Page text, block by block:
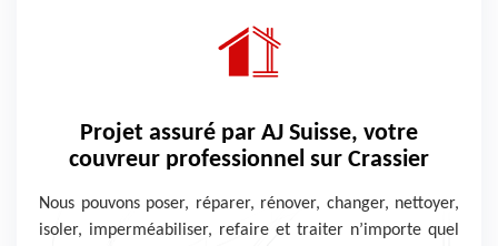
Projet assuré par AJ Suisse, votre
couvreur professionnel sur Crassier
Nous pouvons poser, réparer, rénover, changer, nettoyer,
isoler, imperméabiliser, refaire et traiter n’importe quel